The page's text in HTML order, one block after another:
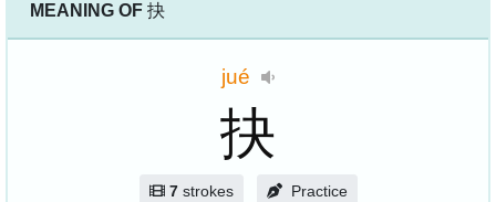
MEANING OF 抉
jué
抉
7strokes Practice